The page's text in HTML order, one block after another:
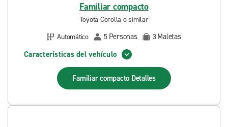
Familiar compacto
Toyota Corolla o similar
Automático
5 Personas 3Maletas
Características del vehículo
Familiar compacto Detalles